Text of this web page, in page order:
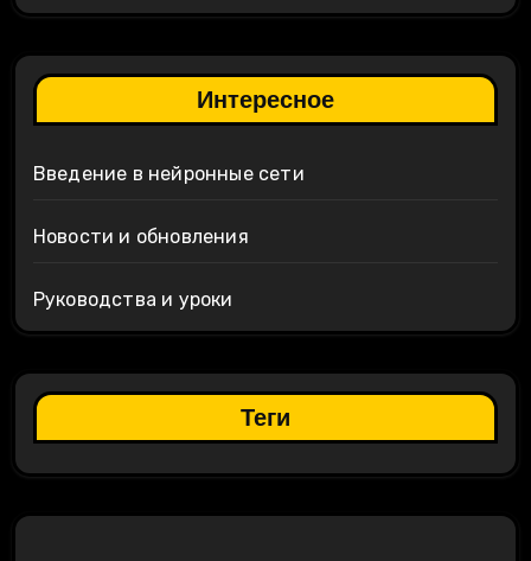
Интересное
Введение в нейронные сети
Новости и обновления
Руководства и уроки
Теги